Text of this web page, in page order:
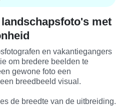
met
en vakantiegangers
om bredere beelden te
gewone foto een
breedbeeld visual.
de breedte van de uitbreiding.